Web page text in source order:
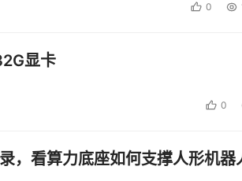
0
显卡
0
，看算力底座如何支撑人形机器